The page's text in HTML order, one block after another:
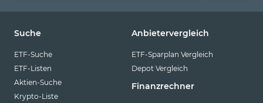
Suche
ETF-Suche
ETF-Listen
Aktien-Suche
Krypto-Liste
Anbietervergleich
ETF-Sparplan Vergleich
Depot Vergleich
Finanzrechner